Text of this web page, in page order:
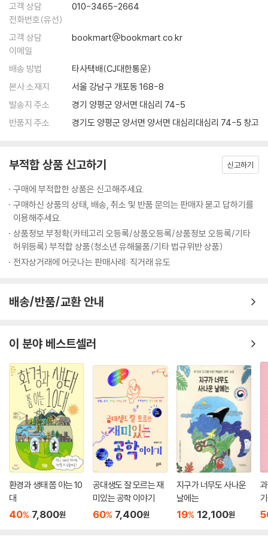
고객 상담
전화번호(유선)
010-3465-2664
고객 상담
이메일
bookmart@bookmart.co.kr
배송 방법
타사택배(CJ대한통운)
본사 소재지
서울 강남구 개포동 168-8
발송지 주소
경기 양평군 양서면 대심리 74-5
반품지 주소
경기도 양평군 양서면 양서면 대심리대심리 74-5 창고
부적합 상품 신고하기 신고하기
구매에 부적합한 상품은 신고해주세요.
구매하신 상품의 상태, 배송, 취소 및 반품 문의는 판매자 묻고 답하기를
이용해주세요.
상품정보 부정확(카테고리 오등록/상품오등록/상품정보 오등록/기타
허위등록) 부적합 상품(청소년 유해물품/기타 법규위반 상품)
전자상거래에 어긋나는 판매사례: 직거래 유도
배송/반품/교환 안내
이 분야 베스트셀러
환경과 생태 쫌 아는 10
대
40% 7,800원
공대생도 잘 모르는 재
미있는 공학 이야기
60% 7,400원
지구가 너무도 사나운
날에는
19% 12,100원